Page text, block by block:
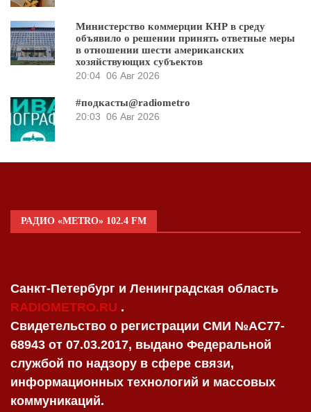
Министерство коммерции КНР в среду
объявило о решении принять ответные меры
в отношении шести американских
хозяйствующих субъектов
20:04 06 Авг 2026
#подкасты@radiometro
20:03 06 Авг 2026
РАДИО «METRO» 102.4 FM
Санкт-Петербург и Ленинградская область
RADIOMETRO.RU .
Свидетельство о регистрации СМИ №AC77-
68943 от 07.03.2017, выдано Федеральной
службой по надзору в сфере связи,
информационных технологий и массовых
коммуникаций.